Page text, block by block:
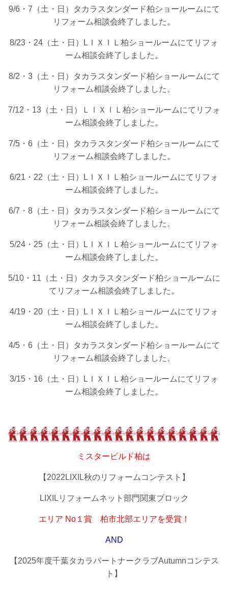
9/6・7（土・日）タカラスタンダード柏ショールームにて
リフォーム相談会終了しました。
8/23・24（土・日）LＩＸＩＬ柏ショールームにてリフォ
ーム相談会終了しました。
8/2・3（土・日）タカラスタンダード柏ショールームにて
リフォーム相談会終了しました。
7/12・13（土・日）ＬＩＸＩＬ柏ショールームにてリフォ
ーム相談会終了しました。
7/5・6（土・日）タカラスタンダード柏ショールームにて
リフォーム相談会終了しました。
6/21・22（土・日）LＩＸＩＬ柏ショールームにてリフォ
ーム相談会終了しました。
6/7・8（土・日）タカラスタンダード柏ショールームにて
リフォーム相談会終了しました。
5/24・25（土・日）LＩＸＩＬ柏ショールームにてリフォ
ーム相談会終了しました。
5/10・11（土・日）タカラスタンダード柏ショールームに
てリフォーム相談会終了しました。
4/19・20（土・日）LＩＸＩＬ柏ショールームにてリフォ
ーム相談会終了しました。
4/5・6（土・日）タカラスタンダード柏ショールームにて
リフォーム相談会終了しました。
3/15・16（土・日）LＩＸＩＬ柏ショールームにてリフォ
ーム相談会終了しました。
ミスタービルド柏は
【2022LIXIL秋のリフォームコンテスト】
LIXILリフォームネット部門関東ブロック
エリア No１賞 柏市北部エリアを受賞！
AND
【2025年度千葉タカラパートナークラブAutumnコンテス
ト】